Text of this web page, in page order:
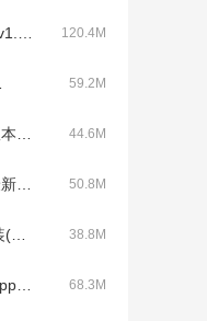
120.4M
59.2M
44.6M
50.8M
38.8M
68.3M